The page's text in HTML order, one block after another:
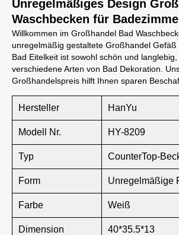
Unregelmäßiges Design
Waschbecken für
Willkommen im Großhandel Bad
unregelmäßig gestaltete Großhandel Gefäß
Bad Eitelkeit ist sowohl schön und
verschiedene Arten von Bad Dekoration.
Großhandelspreis hilft Ihnen sparen
Hersteller HanYu
Modell Nr. HY-8209
Typ CounterTop-
Form Unregelmäßige
Farbe Weiß
Dimension 40*35.5*13